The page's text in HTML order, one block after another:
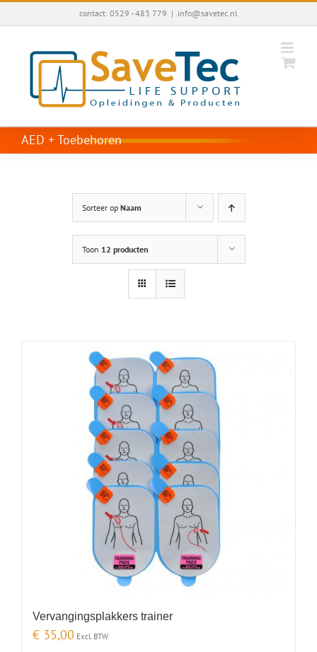
Ga
contact: 0529 - 483 779 | info@savetec.nl
AED + Toebehoren
Sorteer op Naam
Toon 12 producten
Vervangingsplakkers trainer
€ 35,00 Excl. BTW